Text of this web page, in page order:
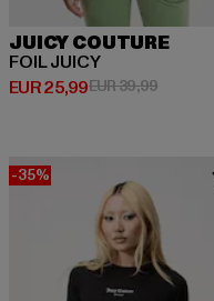
JUICY COUTURE
FOIL JUICY
EUR 25,99
Huidige prijs: EUR 25,99
EUR 39,99
-35%